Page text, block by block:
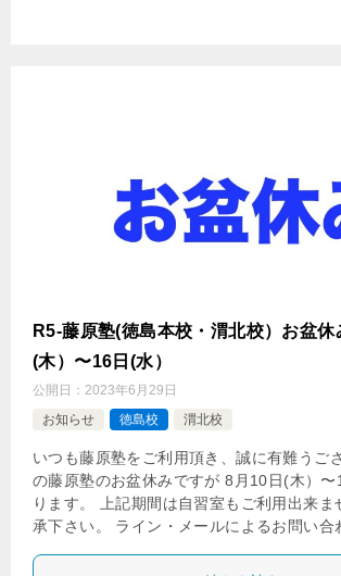
R5-藤原塾(徳島本校・渭北校）お盆休
(木）〜16日(水）
公開日： 2023年6月29日
お知らせ
徳島校 渭北校
いつも藤原塾をご利用頂き、誠に有難うご
の藤原塾のお盆休みですが 8月10日(木）
ります。 上記期間は自習室もご利用出来ま
承下さい。 ライン・メールによるお問い